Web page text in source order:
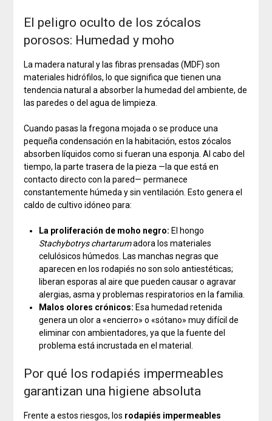
El peligro oculto de los zócalos
porosos: Humedad y moho
La madera natural y las fibras prensadas (MDF) son
materiales hidrófilos, lo que significa que tienen una
tendencia natural a absorber la humedad del ambiente, de
las paredes o del agua de limpieza.
Cuando pasas la fregona mojada o se produce una
pequeña condensación en la habitación, estos zócalos
absorben líquidos como si fueran una esponja. Al cabo del
tiempo, la parte trasera de la pieza —la que está en
contacto directo con la pared— permanece
constantemente húmeda y sin ventilación. Esto genera el
caldo de cultivo idóneo para:
La proliferación de moho negro: El hongo
Stachybotrys chartarumadora los materiales
celulósicos húmedos. Las manchas negras que
aparecen en los rodapiés no son solo antiestéticas;
liberan esporas al aire que pueden causar o agravar
alergias, asma y problemas respiratorios en la familia.
Malos olores crónicos: Esa humedad retenida
genera un olor a «encierro» o «sótano» muy difícil de
eliminar con ambientadores, ya que la fuente del
problema está incrustada en el material.
Por qué los rodapiés impermeables
garantizan una higiene absoluta
Frente a estos riesgos, los rodapiés impermeables